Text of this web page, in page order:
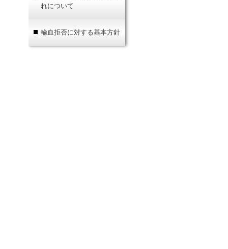
れについて
輸血拒否に対する基本方針